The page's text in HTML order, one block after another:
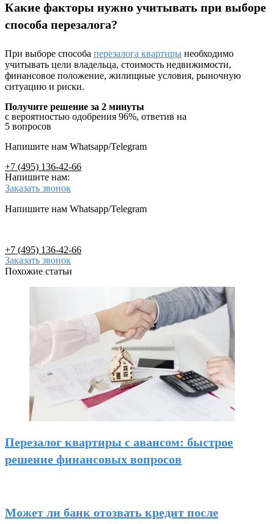
Какие факторы нужно учитывать при выборе
способа перезалога?
При выборе способа перезалога квартиры необходимо
учитывать цели владельца, стоимость недвижимости,
финансовое положение, жилищные условия, рыночную
ситуацию и риски.
Получите решение за 2 минуты
с вероятностью одобрения 96%, ответив на
5 вопросов
Напишите нам Whatsapp/Telegram
+7 (495) 136-42-66
Напишите нам:
Заказать звонок
Напишите нам Whatsapp/Telegram
+7 (495) 136-42-66
Заказать звонок
Похожие статьи
Перезалог квартиры с авансом: быстрое
решение финансовых вопросов
Может ли банк отозвать кредит после